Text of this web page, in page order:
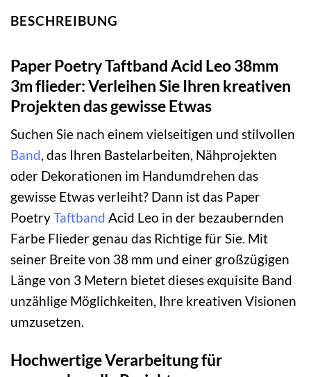
BESCHREIBUNG
Paper Poetry Taftband Acid Leo 38mm
3m flieder: Verleihen Sie Ihren kreativen
Projekten das gewisse Etwas
Suchen Sie nach einem vielseitigen und stilvollen
Band, das Ihren Bastelarbeiten, Nähprojekten
oder Dekorationen im Handumdrehen das
gewisse Etwas verleiht? Dann ist das Paper
PoetryTaftband Acid Leo in der bezaubernden
Farbe Flieder genau das Richtige für Sie. Mit
seiner Breite von 38 mm und einer großzügigen
Länge von 3 Metern bietet dieses exquisite Band
unzählige Möglichkeiten, Ihre kreativen Visionen
umzusetzen.
Hochwertige Verarbeitung für